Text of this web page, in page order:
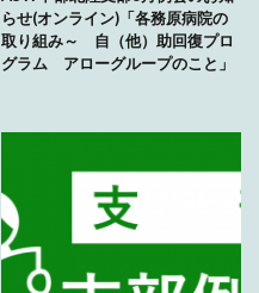
らせ(オンライン)「各務原病院の
取り組み～ 自（他）助回復プロ
グラム アローグループのこと」